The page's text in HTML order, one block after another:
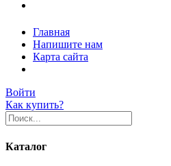
Главная
Напишите нам
Карта сайта
Войти
Как купить?
Каталог